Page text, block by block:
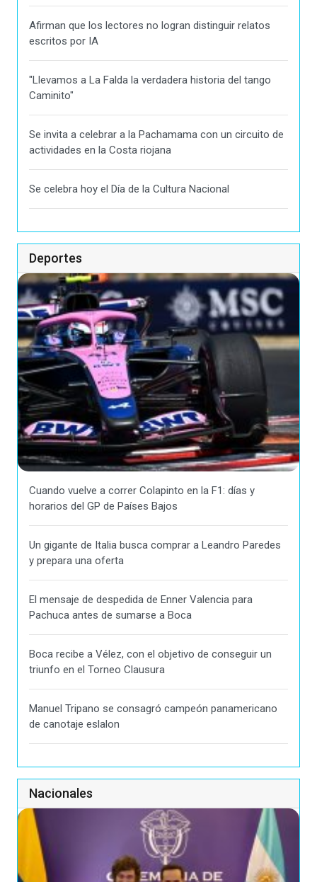
Afirman que los lectores no logran distinguir relatos
escritos por IA
"Llevamos a La Falda la verdadera historia del tango
Caminito"
Se invita a celebrar a la Pachamama con un circuito de
actividades en la Costa riojana
Se celebra hoy el Día de la Cultura Nacional
Deportes
Cuando vuelve a correr Colapinto en la F1: días y
horarios del GP de Países Bajos
Un gigante de Italia busca comprar a Leandro Paredes
y prepara una oferta
El mensaje de despedida de Enner Valencia para
Pachuca antes de sumarse a Boca
Boca recibe a Vélez, con el objetivo de conseguir un
triunfo en el Torneo Clausura
Manuel Tripano se consagró campeón panamericano
de canotaje eslalon
Nacionales